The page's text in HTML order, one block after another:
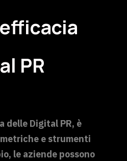
PR
delle Digital PR, è
e strumenti
le aziende possono